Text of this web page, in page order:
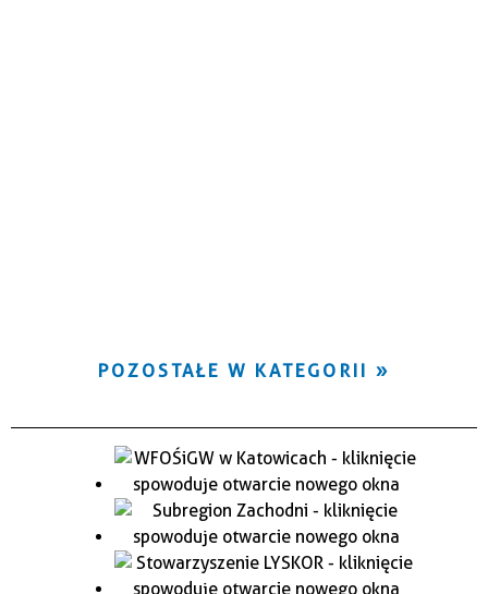
POZOSTAŁE W KATEGORII